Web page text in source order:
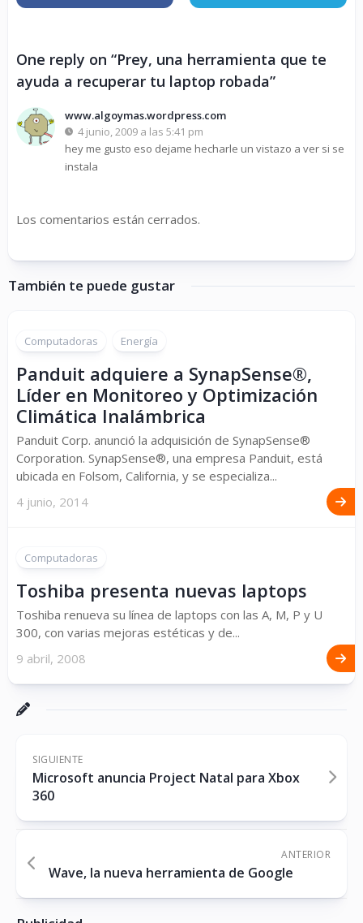
One reply on “Prey, una herramienta que te
ayuda a recuperar tu laptop robada”
www.algoymas.wordpress.com
4 junio, 2009 a las 5:41 pm
hey me gusto eso dejame hecharle un vistazo a ver si se
instala
Los comentarios están cerrados.
También te puede gustar
Computadoras Energía
Panduit adquiere a SynapSense®,
Líder en Monitoreo y Optimización
Climática Inalámbrica
Panduit Corp. anunció la adquisición de SynapSense®
Corporation. SynapSense®, una empresa Panduit, está
ubicada en Folsom, California, y se especializa...
4 junio, 2014
Computadoras
Toshiba presenta nuevas laptops
Toshiba renueva su línea de laptops con las A, M, P y U
300, con varias mejoras estéticas y de...
9 abril, 2008
SIGUIENTE
Microsoft anuncia Project Natal para Xbox
360
ANTERIOR
Wave, la nueva herramienta de Google